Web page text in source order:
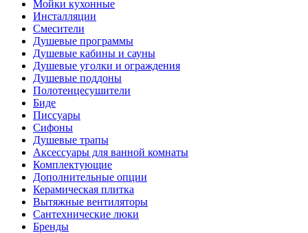
Мойки кухонные
Инсталляции
Смесители
Душевые программы
Душевые кабины и сауны
Душевые уголки и ограждения
Душевые поддоны
Полотенцесушители
Биде
Писсуары
Сифоны
Душевые трапы
Аксессуары для ванной комнаты
Комплектующие
Дополнительные опции
Керамическая плитка
Вытяжные вентиляторы
Сантехнические люки
Бренды